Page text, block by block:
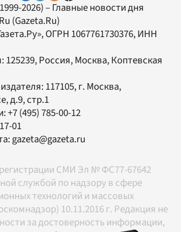
2026) – Главные новости дня
(Gazeta.Ru)
, ОГРН 1067761730376, ИНН
125239, Россия, Москва, Коптевская
117105, г. Москва,
д.9, стр.1
+7 (495) 785-00-12
01
gazeta@gazeta.ru
СМИ Эл № ФС77-67642
службой по надзору в сфере
технологий и массовых
10.11.2016 г. Редакция не
за достоверность информации,